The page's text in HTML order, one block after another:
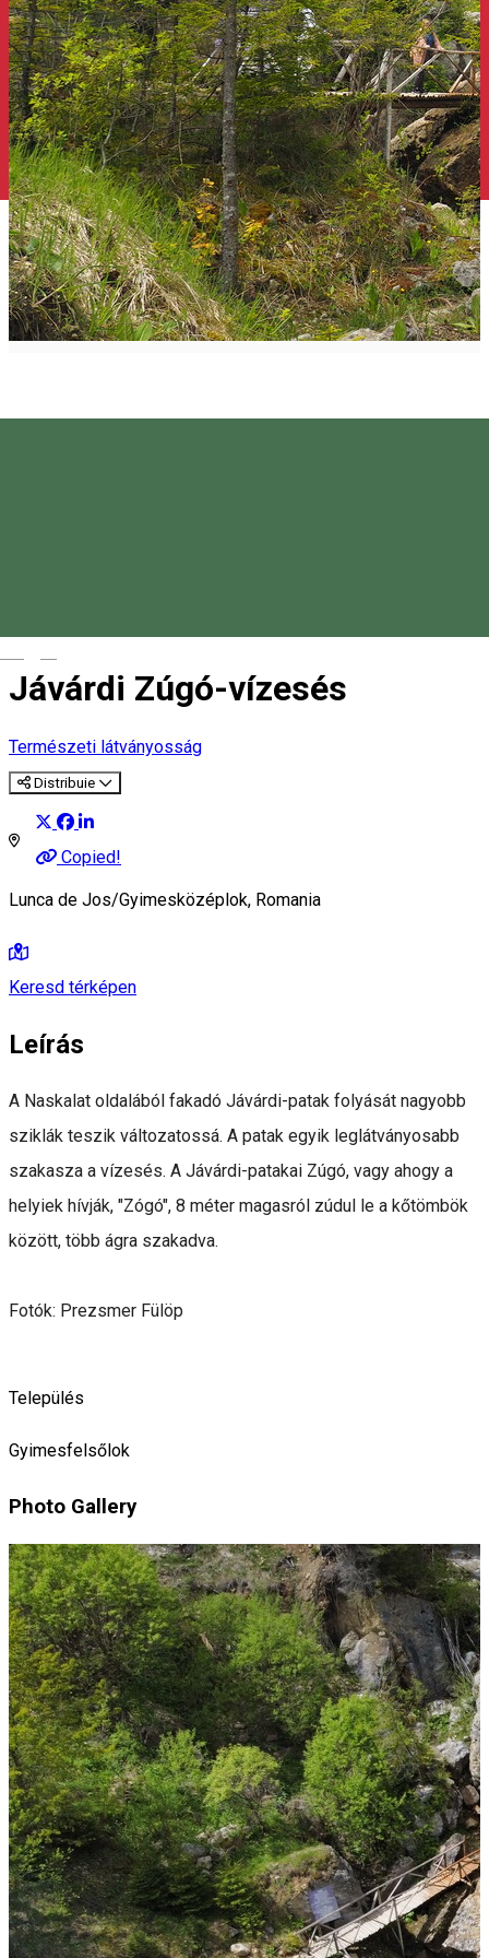
Jávárdi Zúgó-vízesés
Természeti látványosság
Distribuie
Copied!
Lunca de Jos/Gyimesközéplok, Romania
Keresd térképen
Leírás
A Naskalat oldalából fakadó Jávárdi-patak folyását nagyobb
sziklák teszik változatossá. A patak egyik leglátványosabb
szakasza a vízesés. A Jávárdi-patakai Zúgó, vagy ahogy a
helyiek hívják, "Zógó", 8 méter magasról zúdul le a kőtömbök
között, több ágra szakadva.
Fotók: Prezsmer Fülöp
Település
Gyimesfelsőlok
Photo Gallery